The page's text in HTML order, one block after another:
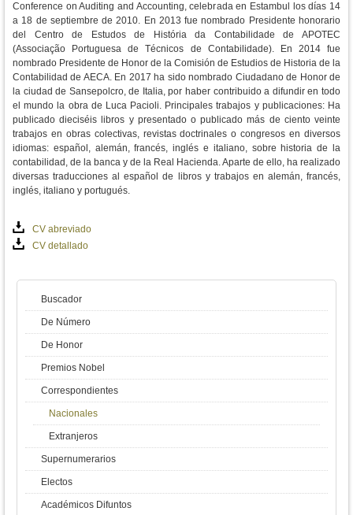
Conference on Auditing and Accounting, celebrada en Estambul los días 14
a 18 de septiembre de 2010. En 2013 fue nombrado Presidente honorario
del Centro de Estudos de História da Contabilidade de APOTEC
(Associação Portuguesa de Técnicos de Contabilidade). En 2014 fue
nombrado Presidente de Honor de la Comisión de Estudios de Historia de la
Contabilidad de AECA. En 2017 ha sido nombrado Ciudadano de Honor de
la ciudad de Sansepolcro, de Italia, por haber contribuido a difundir en todo
el mundo la obra de Luca Pacioli. Principales trabajos y publicaciones: Ha
publicado dieciséis libros y presentado o publicado más de ciento veinte
trabajos en obras colectivas, revistas doctrinales o congresos en diversos
idiomas: español, alemán, francés, inglés e italiano, sobre historia de la
contabilidad, de la banca y de la Real Hacienda. Aparte de ello, ha realizado
diversas traducciones al español de libros y trabajos en alemán, francés,
inglés, italiano y portugués.
CV abreviado
CV detallado
Buscador
De Número
De Honor
Premios Nobel
Correspondientes
Nacionales
Extranjeros
Supernumerarios
Electos
Académicos Difuntos